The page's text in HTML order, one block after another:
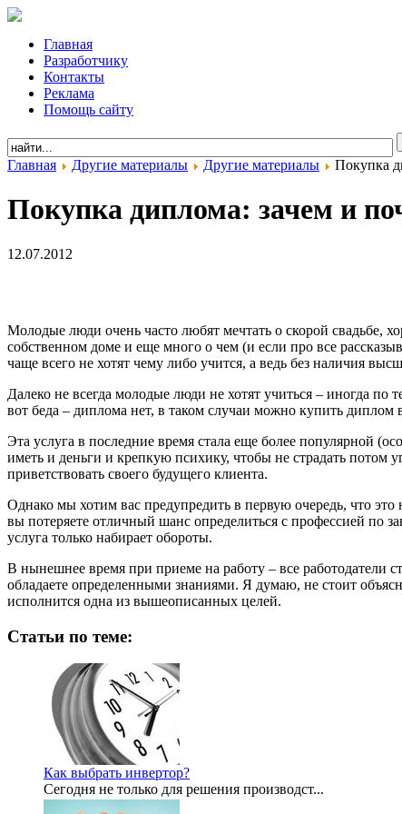
Главная
Разработчику
Контакты
Реклама
Помощь сайту
Главная Другие материалы Другие материалы Покупка
Покупка диплома: зачем и
12.07.2012
Молодые люди очень часто любят мечтать о скорой свадьбе,
собственном доме и еще много о чем (и если про все
чаще всего не хотят чему либо учится, а ведь без наличия
Далеко не всегда молодые люди не хотят учиться – иногда
вот беда – диплома нет, в таком случаи можно купить диплом
Эта услуга в последние время стала еще более популярной
иметь и деньги и крепкую психику, чтобы не страдать потом
приветствовать своего будущего клиента.
Однако мы хотим вас предупредить в первую очередь, что
вы потеряете отличный шанс определиться с профессией по
услуга только набирает обороты.
В нынешнее время при приеме на работу – все работодатели
обладаете определенными знаниями. Я думаю, не стоит
исполнится одна из вышеописанных целей.
Статьи по теме:
Как выбрать инвертор?
Сегодня не только для решения производст...